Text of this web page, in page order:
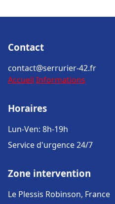
Contact
contact@serrurier-42.fr
Accueil Informations
Horaires
Lun-Ven: 8h-19h
Service d'urgence 24/7
Zone intervention
Le Plessis Robinson, France